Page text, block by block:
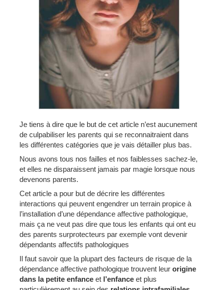
Je tiens à dire que le but de cet article n’est aucunement
de culpabiliser les parents qui se reconnaitraient dans
les différentes catégories que je vais détailler plus bas.
Nous avons tous nos failles et nos faiblesses sachez-le,
et elles ne disparaissent jamais par magie lorsque nous
devenons parents.
Cet article a pour but de décrire les différentes
interactions qui peuvent engendrer un terrain propice à
l’installation d’une dépendance affective pathologique,
mais ça ne veut pas dire que tous les enfants qui ont eu
des parents surprotecteurs par exemple vont devenir
dépendants affectifs pathologiques
Il faut savoir que la plupart des facteurs de risque de la
dépendance affective pathologique trouvent leur origine
dans la petite enfance et l’enfance et plus